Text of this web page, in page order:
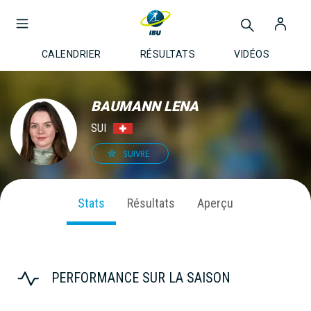
CALENDRIER RÉSULTATS VIDÉOS
BAUMANN LENA
SUI
SUIVRE
Stats Résultats Aperçu
PERFORMANCE SUR LA SAISON